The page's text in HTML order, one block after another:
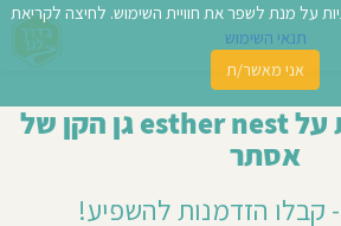
כתבו חוות דעת על esther nest גן הקן של
אסתר
הזדמנות להשפיע!
על מנת לשפר את חוויית השימוש. לחיצה לקריאת
תנאי השימוש
אני מאשר/ת